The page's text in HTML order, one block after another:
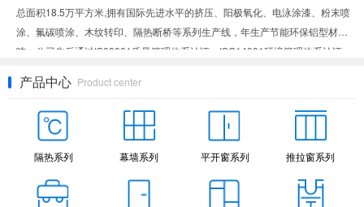
总面积18.5万平方米,拥有国际先进水平的挤压、阳极氧化、电泳涂漆、粉末喷
涂、氟碳喷涂、木纹转印、隔热断桥等系列生产线，年生产节能环保铝型材7万
吨。公司先后通过IS09001质量管理体系认证、ISO14001环境管理体系认证、
认证和中国绿色建材产品认证。公司先后荣获山东省专精特新中小企业、山东
省高新技术企业、山东省科技型中小企业荣誉称号。“客户的满意，巨利的追
求”。不断的改进和完善质量管理，不断的提高售后服务水平，持续向客户提供
产品中心 Product center
隔热系列 幕墙系列 平开窗系列 推拉窗系列